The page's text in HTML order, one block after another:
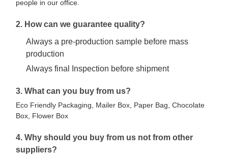
people in our office.
2. How can we guarantee quality?
Always a pre-production sample before mass
production
Always final Inspection before shipment
3. What can you buy from us?
Eco Friendly Packaging, Mailer Box, Paper Bag, Chocolate
Box, Flower Box
4. Why should you buy from us not from other
suppliers?